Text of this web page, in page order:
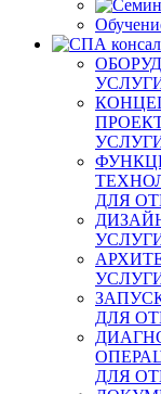
ДЛЯ
ДЛЯ
ДЛЯ